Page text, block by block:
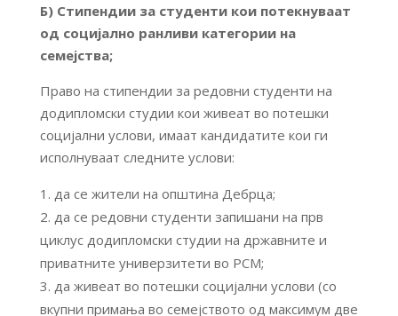
Б) Стипендии за студенти кои потекнуваат
од социјално ранливи категории на
семејства;
Право на стипендии за редовни студенти на
додипломски студии кои живеат во потешки
социјални услови, имаат кандидатите кои ги
исполнуваат следните услови:
да се жители на општина Дебрца;
да се редовни студенти запишани на прв
циклус додипломски студии на државните и
приватните универзитети во РСМ;
да живеат во потешки социјални услови (со
вкупни примања во семејството од максимум две